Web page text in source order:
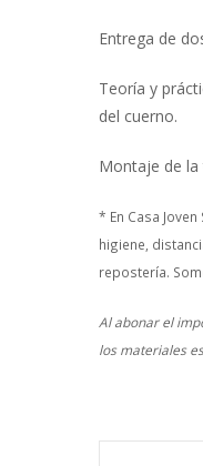
Entrega de
Teoría y
del cuerno.
Montaje de
* En Casa
higiene,
repostería.
Al abonar el
los materiales